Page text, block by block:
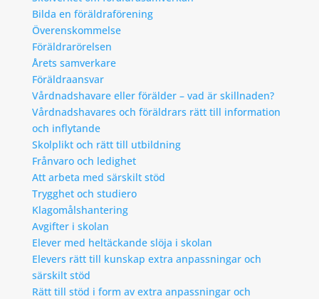
Bilda en föräldraförening
Överenskommelse
Föräldrarörelsen
Årets samverkare
Föräldraansvar
Vårdnadshavare eller förälder – vad är skillnaden?
Vårdnadshavares och föräldrars rätt till information
och inflytande
Skolplikt och rätt till utbildning
Frånvaro och ledighet
Att arbeta med särskilt stöd
Trygghet och studiero
Klagomålshantering
Avgifter i skolan
Elever med heltäckande slöja i skolan
Elevers rätt till kunskap extra anpassningar och
särskilt stöd
Rätt till stöd i form av extra anpassningar och